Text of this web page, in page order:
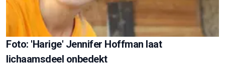
Foto: 'Harige' Jennifer Hoffman laat
lichaamsdeel onbedekt